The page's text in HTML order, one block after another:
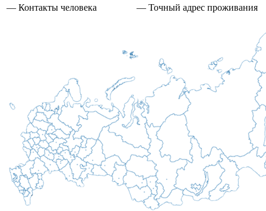
— Контакты человека
— Точный адрес проживания